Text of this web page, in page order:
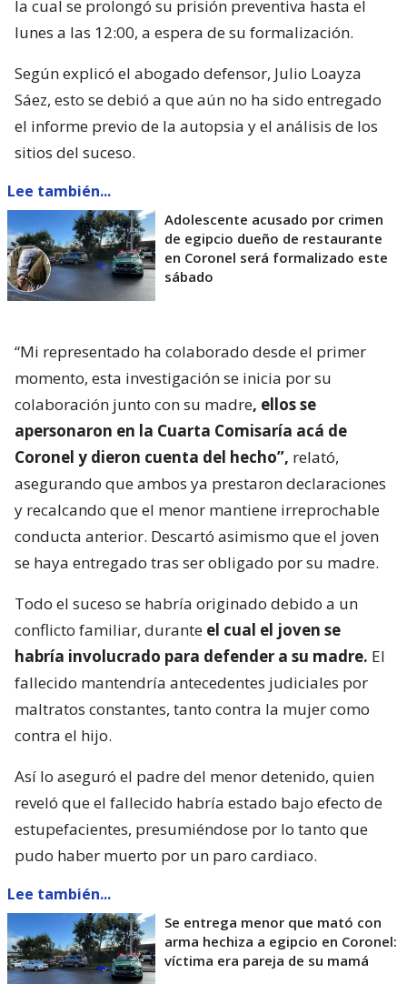
la cual se prolongó su prisión preventiva hasta el
lunes a las 12:00, a espera de su formalización.
Según explicó el abogado defensor, Julio Loayza
Sáez, esto se debió a que aún no ha sido entregado
el informe previo de la autopsia y el análisis de los
sitios del suceso.
Lee también...
Adolescente acusado por crimen
de egipcio dueño de restaurante
en Coronel será formalizado este
sábado
“Mi representado ha colaborado desde el primer
momento, esta investigación se inicia por su
colaboración junto con su madre, ellos se
apersonaron en la Cuarta Comisaría acá de
Coronel y dieron cuenta del hecho”, relató,
asegurando que ambos ya prestaron declaraciones
y recalcando que el menor mantiene irreprochable
conducta anterior. Descartó asimismo que el joven
se haya entregado tras ser obligado por su madre.
Todo el suceso se habría originado debido a un
conflicto familiar, durante el cual el joven se
habría involucrado para defender a su madre. El
fallecido mantendría antecedentes judiciales por
maltratos constantes, tanto contra la mujer como
contra el hijo.
Así lo aseguró el padre del menor detenido, quien
reveló que el fallecido habría estado bajo efecto de
estupefacientes, presumiéndose por lo tanto que
pudo haber muerto por un paro cardiaco.
Lee también...
Se entrega menor que mató con
arma hechiza a egipcio en Coronel:
víctima era pareja de su mamá